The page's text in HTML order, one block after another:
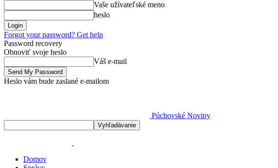
Vaše užívateľské meno
heslo
Forgot your password? Get help
Password recovery
Obnoviť svoje heslo
Váš e-mail
Heslo vám bude zaslané e-mailom
Púchovské Noviny
Domov